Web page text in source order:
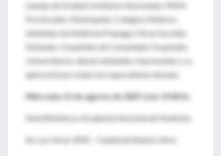
manejo de la Salud, Institutos Nacionales, PAMI,
Provinciales, Municipales, Colegios Médicos,
entidades de Medicina Prepaga, Obras Sociales,
Mutuales, Hospitales de Comunidad, Hospitales
Universitarios, demás entidades relacionadas y su
aplicación por todos los especialistas del país.
Miércoles 15 de agosto de 2007 a las 19:00 hs
Aula Biblioteca, Academia Nacional de Medicina
Av. Las Heras 3092 – Ciudad de Buenos Aires